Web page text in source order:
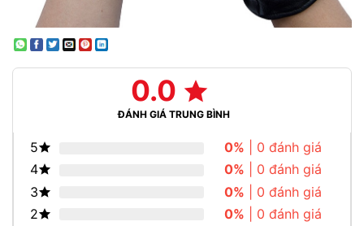
0.0
ĐÁNH GIÁ TRUNG BÌNH
5 0% | 0 đánh giá
4
0% | 0 đánh giá
3
0% | 0 đánh giá
2
0% | 0 đánh giá